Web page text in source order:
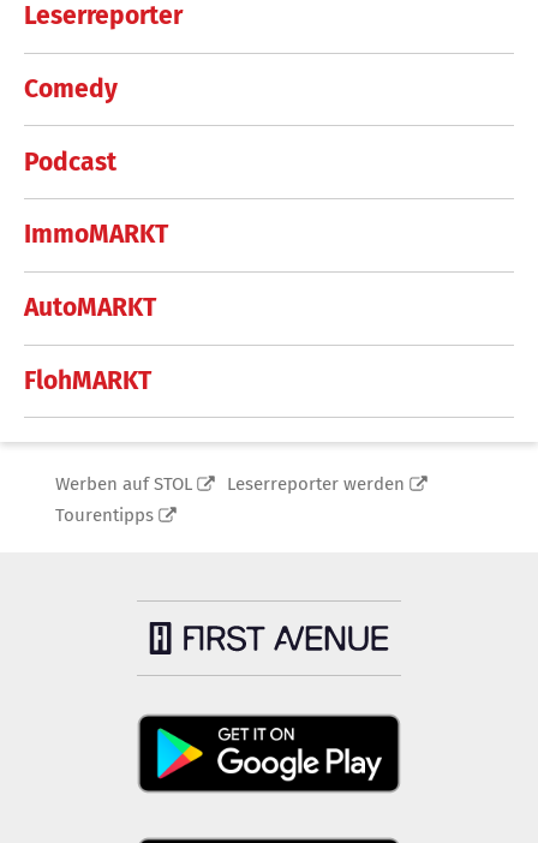
Leserreporter
Comedy
Podcast
ImmoMARKT
AutoMARKT
FlohMARKT
Werben auf STOL
Leserreporter werden
Tourentipps